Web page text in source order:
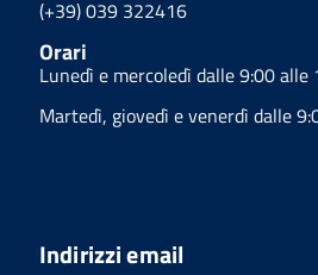
(+39) 039 322416
Orari
Lunedì e mercoledì dalle 9:00 alle
Martedì, giovedì e venerdì dalle
Indirizzi email